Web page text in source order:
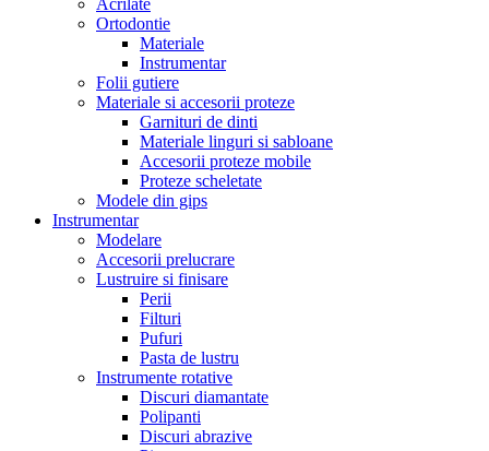
Acrilate
Ortodontie
Materiale
Instrumentar
Folii gutiere
Materiale si accesorii proteze
Garnituri de dinti
Materiale linguri si sabloane
Accesorii proteze mobile
Proteze scheletate
Modele din gips
Instrumentar
Modelare
Accesorii prelucrare
Lustruire si finisare
Perii
Filturi
Pufuri
Pasta de lustru
Instrumente rotative
Discuri diamantate
Polipanti
Discuri abrazive